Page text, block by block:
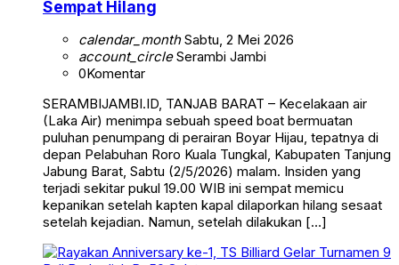
account_circleSerambi Jambi
0Komentar
(Laka Air) menimpa sebuah speed boat bermuatan
puluhan penumpang di perairan Boyar Hijau, tepatnya di
depan Pelabuhan Roro Kuala Tungkal, Kabupaten Tanjung
Jabung Barat, Sabtu (2/5/2026) malam. Insiden yang
terjadi sekitar pukul 19.00 WIB ini sempat memicu
kepanikan setelah kapten kapal dilaporkan hilang sesaat
setelah kejadian. Namun, setelah dilakukan […]